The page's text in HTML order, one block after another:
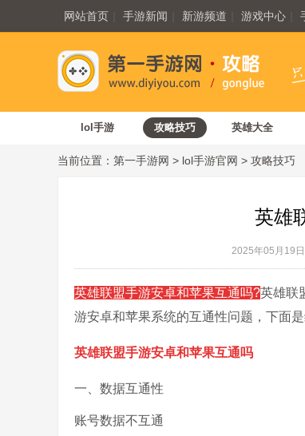
网站首页 手游新闻 新游频道 游戏中心
lol手游 攻略技巧 英雄大全
当前位置： 第一手游网 > lol手游官网 > 攻略技巧
英雄
2025年05月19
英雄联盟手游安卓和苹果互通吗?英雄联
游安卓和苹果系统的互通性问题，下面是
英雄联盟手游安卓和苹果互通吗
一、数据互通性
账号数据不互通